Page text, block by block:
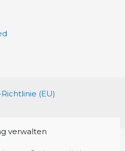
verwalten
(EU)